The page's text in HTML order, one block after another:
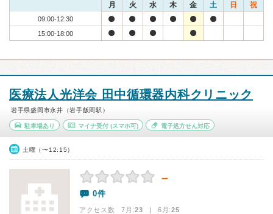
月 火 水 木 金 土 日 祝
09:00-12:30
15:00-18:00
医療法人光洋会 田中循環器内科クリニック
岩手県盛岡市永井（岩手飯岡駅）
駐車場あり マイナ受付(スマホ可) 電子処方せん対応
土曜（〜12:15）
－
0件
アクセス数 7月:23 | 6月:25